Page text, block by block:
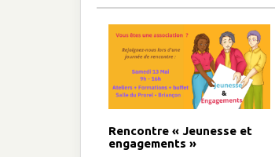
Rencontre « Jeunesse et
engagements »